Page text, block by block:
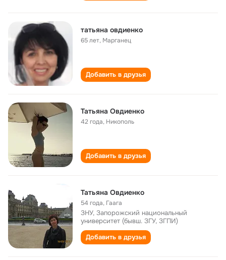
татьяна овдиенко
65 лет, Марганец
Добавить в друзья
Татьяна Овдиенко
42 года, Никополь
Добавить в друзья
Татьяна Овдиенко
54 года, Гаага
ЗНУ, Запорожский национальный
университет (бывш. ЗГУ, ЗГПИ)
Добавить в друзья